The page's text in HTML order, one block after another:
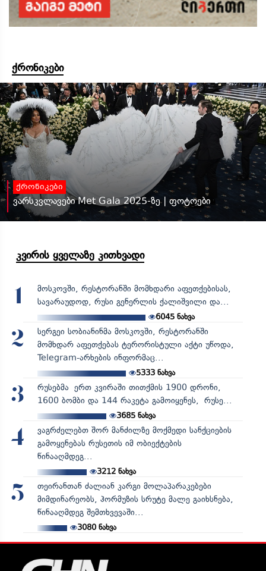
ქრონიკები
ქრონიკები
ვარსკვლავები Met Gala 2025-ზე | ფოტოები
კვირის ყველაზე კითხვადი
1
მოსკოვში, რესტორანში მომხდარი აფეთქებისას,
სავარაუდოდ, რუსი გენერლის ქალიშვილი და...
6045 ნახვა
2
სერგეი სობიანინმა მოსკოვში, რესტორანში
მომხდარ აფეთქებას ტერორისტული აქტი უწოდა,
Telegram-არხების ინფორმაც...
5333ნახვა
3
რუსებმა ერთ კვირაში თითქმის 1900 დრონი,
1600 ბომბი და 144 რაკეტა გამოიყენეს, რუსე...
3685ნახვა
4
ვაგრძელებთ შორ მანძილზე მოქმედი სანქციების
გამოყენებას რუსეთის იმ ობიექტების
წინააღმდეგ...
3212ნახვა
5
თეირანთან ძალიან კარგი მოლაპარაკებები
მიმდინარეობს, ჰორმუზის სრუტე მალე გაიხსნება,
წინააღმდეგ შემთხვევაში...
3080ნახვა